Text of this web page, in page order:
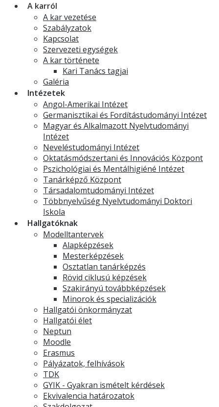
A karról
A kar vezetése
Szabályzatok
Kapcsolat
Szervezeti egységek
A kar története
Kari Tanács tagjai
Galéria
Intézetek
Angol-Amerikai Intézet
Germanisztikai és Fordítástudományi Intézet
Magyar és Alkalmazott Nyelvtudományi
Intézet
Neveléstudományi Intézet
Oktatásmódszertani és Innovációs Központ
Pszichológiai és Mentálhigiéné Intézet
Tanárképző Központ
Társadalomtudományi Intézet
Többnyelvűség Nyelvtudományi Doktori
Iskola
Hallgatóknak
Modelltantervek
Alapképzések
Mesterképzések
Osztatlan tanárképzés
Rövid ciklusú képzések
Szakirányú továbbképzések
Minorok és specializációk
Hallgatói önkormányzat
Hallgatói élet
Neptun
Moodle
Erasmus
Pályázatok, felhívások
TDK
GYIK - Gyakran ismételt kérdések
Ekvivalencia határozatok